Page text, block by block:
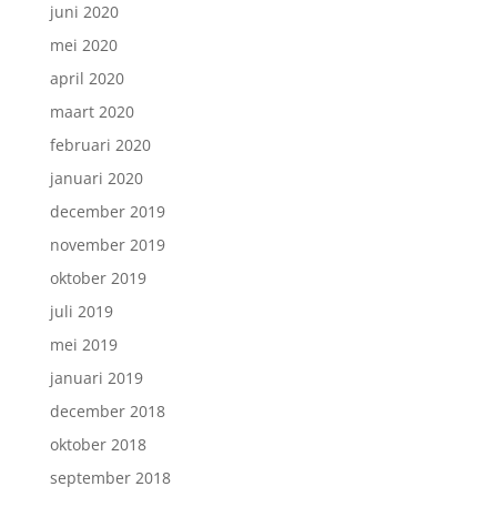
juni 2020
mei 2020
april 2020
maart 2020
februari 2020
januari 2020
december 2019
november 2019
oktober 2019
juli 2019
mei 2019
januari 2019
december 2018
oktober 2018
september 2018